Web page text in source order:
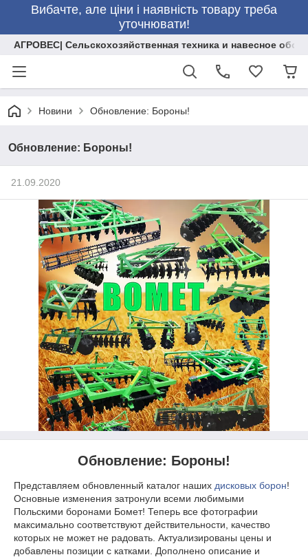
Вибачте, але ціни і наявність товару треба
уточнювати!
АГРОВЕС| Сельскохозяйственная техника и навесное
Новини Обновление: Бороны!
Обновление: Бороны!
21.09.2020
Обновление: Бороны!
Представляем обновленный каталог наших дисковых борон!
Основные изменения затронули всеми любимыми
Польскими боронами Бомет! Теперь все фотографии
максимально соответствуют действительности, качество
которых не может не радовать. Актуализированы цены и
добавлены позиции с катками. Дополнено описание и